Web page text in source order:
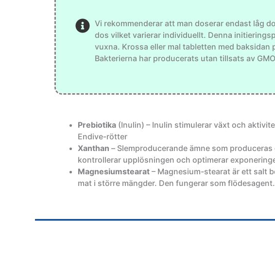
Vi rekommenderar att man doserar endast låg
dos vilket varierar individuellt. Denna
vuxna. Krossa eller mal tabletten med baksidan
Bakterierna har producerats utan tillsats av
Prebiotika (Inulin) – Inulin stimulerar växt och
Endive-rötter
Xanthan – Slemproducerande ämne som
kontrollerar upplösningen och optimerar
Magnesiumstearat – Magnesium-stearat är ett salt
mat i större mängder. Den fungerar som